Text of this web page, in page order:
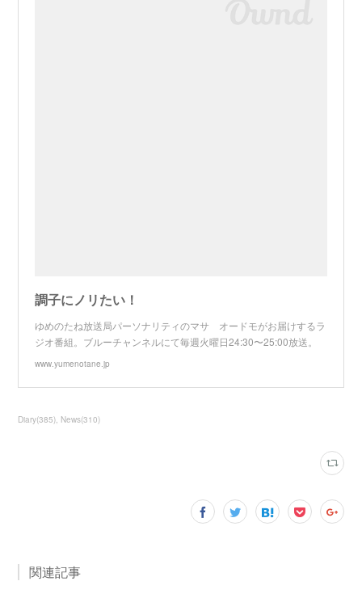
調子にノリたい！
ゆめのたね放送局パーソナリティのマサ オードモがお届けするラ
ジオ番組。ブルーチャンネルにて毎週火曜日24:30〜25:00放送。
www.yumenotane.jp
Diary(385) News(310)
関連記事